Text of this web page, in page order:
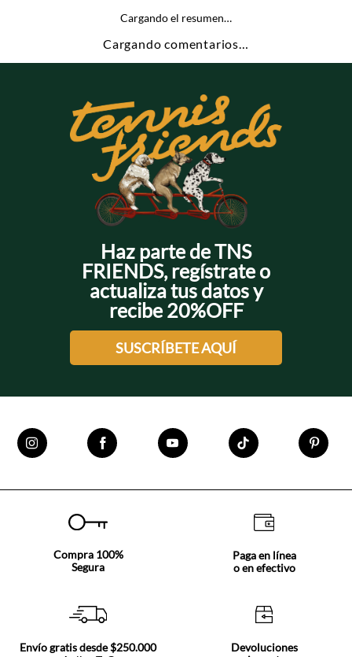
Cargando el resumen…
Cargando comentarios…
Haz parte de TNS
FRIENDS, regístrate o
actualiza tus datos y
recibe 20%OFF
SUSCRÍBETE AQUÍ
Compra 100%
Segura
Paga en línea
o en efectivo
Envío gratis desde $250.000
Devoluciones